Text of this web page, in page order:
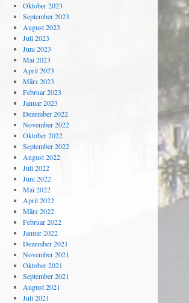
Oktober 2023
September 2023
August 2023
Juli 2023
Juni 2023
Mai 2023
April 2023
März 2023
Februar 2023
Januar 2023
Dezember 2022
November 2022
Oktober 2022
September 2022
August 2022
Juli 2022
Juni 2022
Mai 2022
April 2022
März 2022
Februar 2022
Januar 2022
Dezember 2021
November 2021
Oktober 2021
September 2021
August 2021
Juli 2021